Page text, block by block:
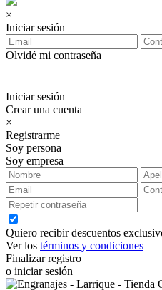
×
Iniciar sesión
Olvidé mi contraseña
Iniciar sesión
Crear una cuenta
×
Registrarme
Soy persona
Soy empresa
Quiero recibir descuentos
Ver los términos y condiciones
Finalizar registro
o iniciar sesión